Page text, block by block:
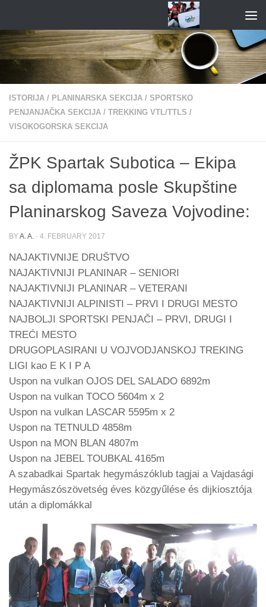
ISTORIJA / PLANINARSKA SEKCIJA / SPORTSKO
PENJANJAČKA SEKCIJA / TREKKING VTL/TTLS /
VISOKOGORSKA SEKCIJA
ŽPK Spartak Subotica – Ekipa
sa diplomama posle Skupštine
Planinarskog Saveza Vojvodine:
BYA. A. · 4. FEBRUARY 2017
NAJAKTIVNIJE DRUŠTVO
NAJAKTIVNIJI PLANINAR – SENIORI
NAJAKTIVNIJI PLANINAR – VETERANI
NAJAKTIVNIJI ALPINISTI – PRVI I DRUGI MESTO
NAJBOLJI SPORTSKI PENJAČI – PRVI, DRUGI I
TREĆI MESTO
DRUGOPLASIRANI U VOJVODJANSKOJ TREKING
LIGI kao E K I P A
Uspon na vulkan OJOS DEL SALADO 6892m
Uspon na vulkan TOCO 5604m x 2
Uspon na vulkan LASCAR 5595m x 2
Uspon na TETNULD 4858m
Uspon na MON BLAN 4807m
Uspon na JEBEL TOUBKAL 4165m
A szabadkai Spartak hegymászóklub tagjai a Vajdasági
Hegymászószövetség éves közgyűlése és dijkiosztója
után a diplomákkal